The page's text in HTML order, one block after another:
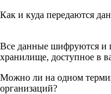
Как и куда передаются
Все данные шифруются и
хранилище, доступное в
Можно ли на одном
организаций?